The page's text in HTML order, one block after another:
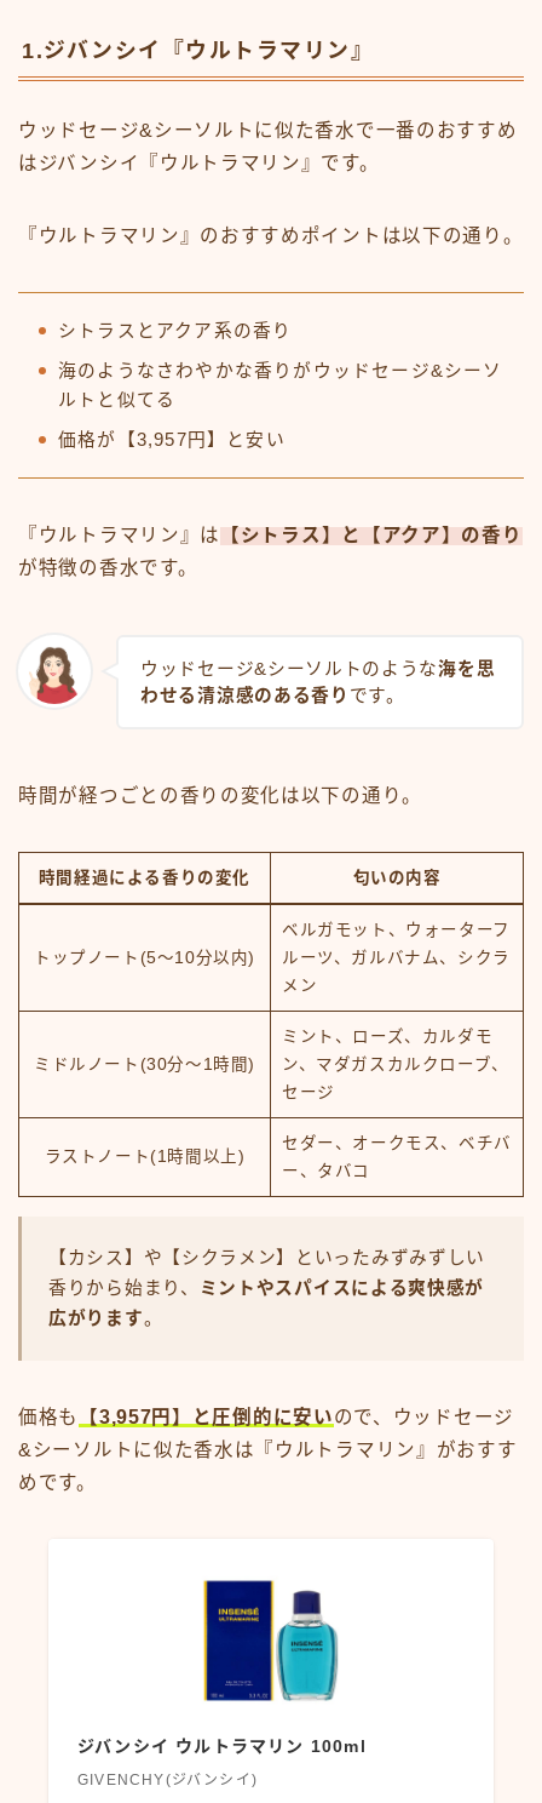
1.ジバンシイ『ウルトラマリン』
ウッドセージ&シーソルトに似た香水で一番のおすすめ
はジバンシイ『ウルトラマリン』です。
『ウルトラマリン』のおすすめポイントは以下の通り。
シトラスとアクア系の香り
海のようなさわやかな香りがウッドセージ&シーソ
ルトと似てる
価格が【3,957円】と安い
『ウルトラマリン』は
【シトラス】と【アクア】の香り
が特徴の香水です。
ウッドセージ&シーソルトのような海を思
わせる清涼感のある香り です。
時間が経つごとの香りの変化は以下の通り。
時間経過による香りの変化 匂いの内容
トップノート(5～10分以内)
ベルガモット、ウォーターフ
ルーツ、ガルバナム、シクラ
メン
ミドルノート(30分～1時間)
ミント、ローズ、カルダモ
ン、マダガスカルクローブ、
セージ
ラストノート(1時間以上)
セダー、オークモス、ベチバ
ー、タバコ
【カシス】や【シクラメン】といったみずみずしい
香りから始まり、
ミントやスパイスによる爽快感が
広がります。
価格も 【3,957円】と圧倒的に安いので、ウッドセージ
&シーソルトに似た香水は『ウルトラマリン』がおすす
めです。
ジバンシイ ウルトラマリン 100ml
GIVENCHY(ジバンシイ)